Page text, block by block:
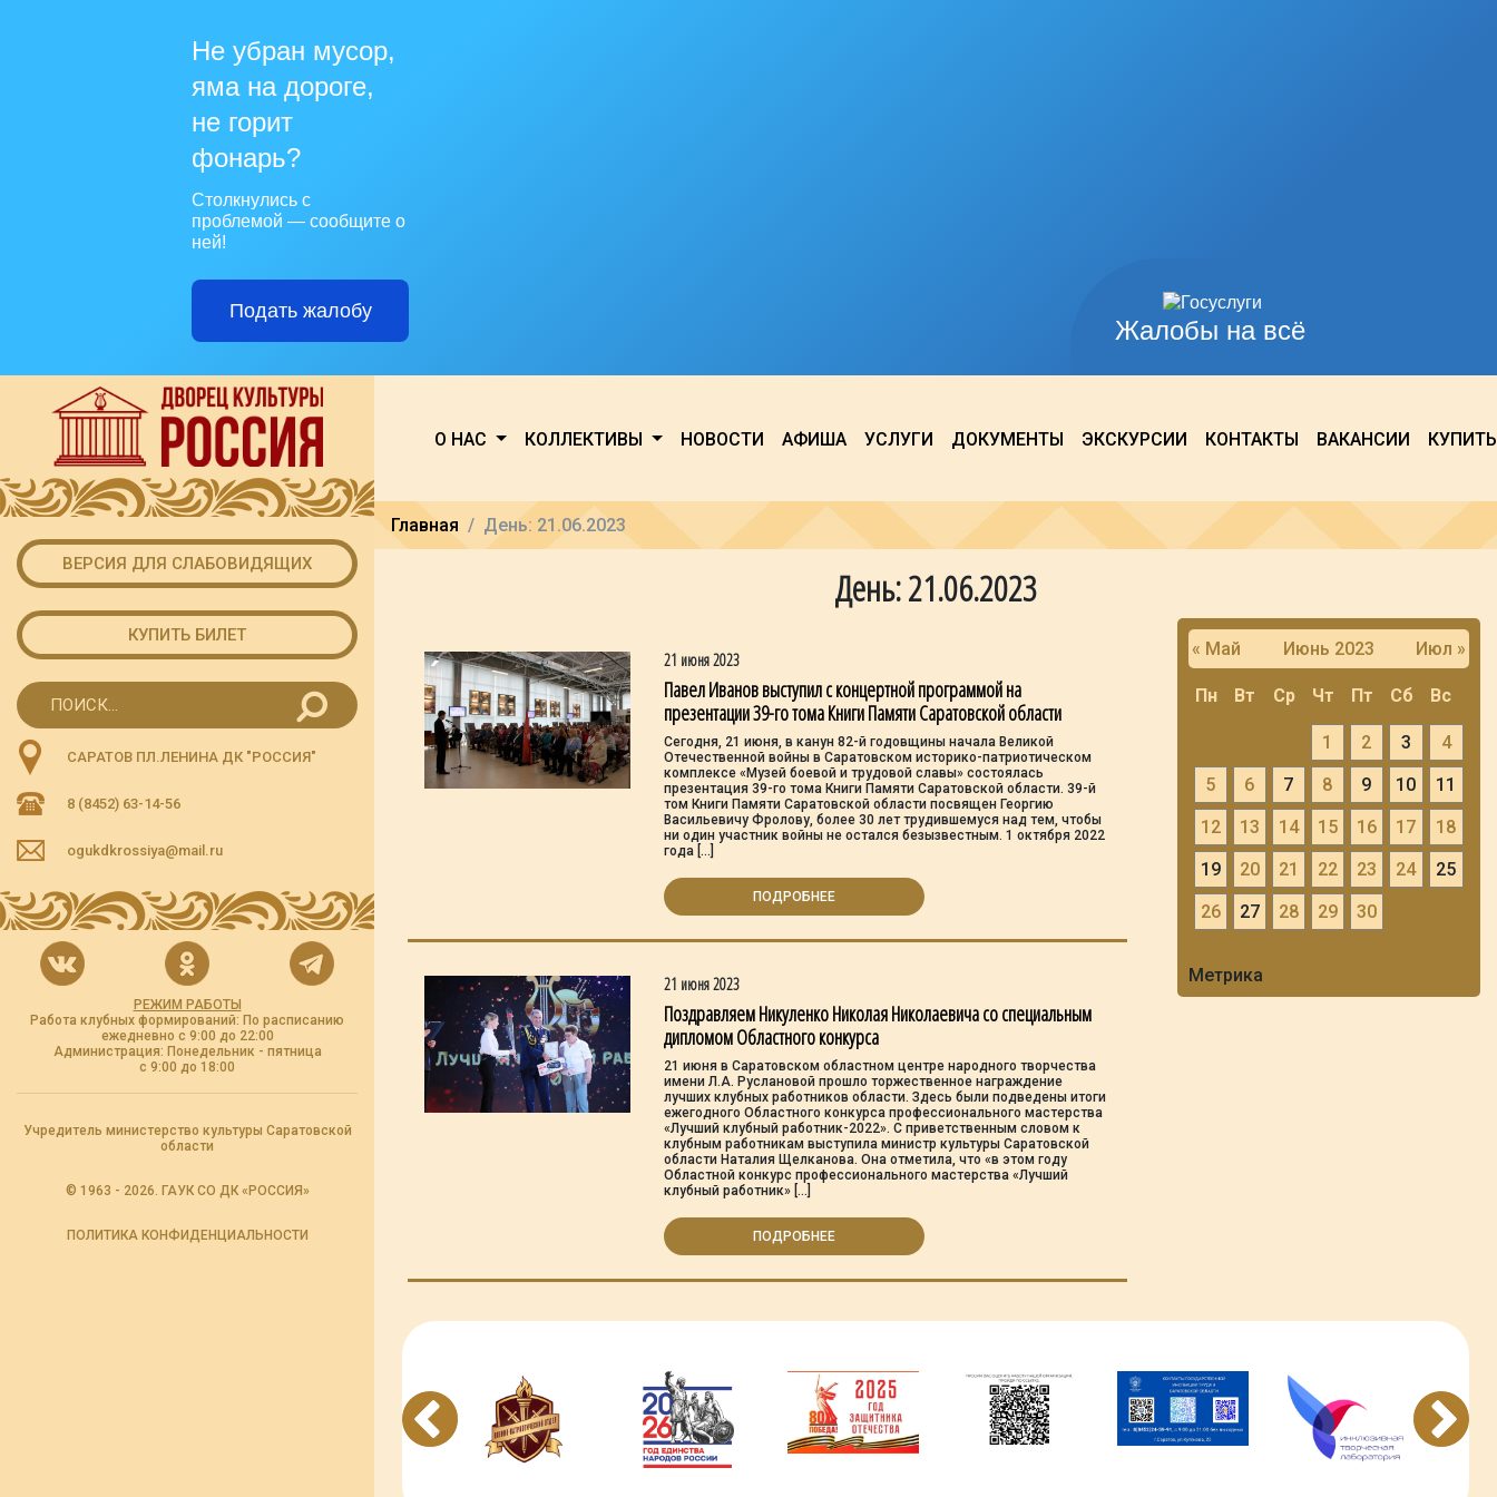
Жалобы на всё
Не убран мусор,
яма на дороге,
не горит
фонарь?
Столкнулись с
проблемой — сообщите о
ней!
Подать жалобу
ВЕРСИЯ ДЛЯ СЛАБОВИДЯЩИХ
КУПИТЬ БИЛЕТ
САРАТОВ ПЛ.ЛЕНИНА ДК "РОССИЯ"
8 (8452) 63-14-56
ogukdkrossiya@mail.ru
РЕЖИМ РАБОТЫ
Работа клубных формирований: По расписанию
ежедневно с 9:00 до 22:00
Администрация: Понедельник - пятница
с 9:00 до 18:00
Учредитель министерство культуры Саратовской
области
© 1963 - 2026. ГАУК СО ДК «РОССИЯ»
ПОЛИТИКА КОНФИДЕНЦИАЛЬНОСТИ
О НАС КОЛЛЕКТИВЫ НОВОСТИ АФИША УСЛУГИ ДОКУМЕНТЫ ЭКСКУРСИИ КОНТАКТЫ ВАКАНСИИ
Главная День: 21.06.2023
День: 21.06.2023
21 июня 2023
Павел Иванов выступил с концертной программой на
презентации 39-го тома Книги Памяти Саратовской области
Сегодня, 21 июня, в канун 82-й годовщины начала Великой
Отечественной войны в Саратовском историко-патриотическом
комплексе «Музей боевой и трудовой славы» состоялась
презентация 39-го тома Книги Памяти Саратовской области. 39-й
том Книги Памяти Саратовской области посвящен Георгию
Васильевичу Фролову, более 30 лет трудившемуся над тем, чтобы
ни один участник войны не остался безызвестным. 1 октября 2022
года […]
ПОДРОБНЕЕ
21 июня 2023
Поздравляем Никуленко Николая Николаевича со специальным
дипломом Областного конкурса
21 июня в Саратовском областном центре народного творчества
имени Л.А. Руслановой прошло торжественное награждение
лучших клубных работников области. Здесь были подведены итоги
ежегодного Областного конкурса профессионального мастерства
«Лучший клубный работник-2022». С приветственным словом к
клубным работникам выступила министр культуры Саратовской
области Наталия Щелканова. Она отметила, что «в этом году
Областной конкурс профессионального мастерства «Лучший
клубный работник» […]
ПОДРОБНЕЕ
Июнь 2023
Пн Вт Ср Чт Пт Сб Вс
« Май Июл »
1 2 3
4
5
6 7 8 9 10
11
12
13 14 15 16 17
18
19
20 21 22 23 24
25
26
27 28 29 30
Метрика